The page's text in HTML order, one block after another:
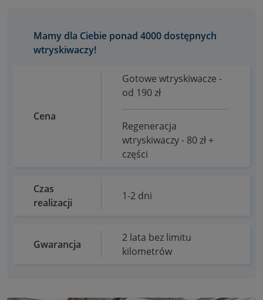
Mamy dla Ciebie ponad 4000 dostępnych
wtryskiwaczy!
Cena
Gotowe wtryskiwacze -
od 190 zł
Regeneracja
wtryskiwaczy - 80 zł +
części
Czas
realizacji
1-2 dni
Gwarancja
2 lata bez limitu
kilometrów